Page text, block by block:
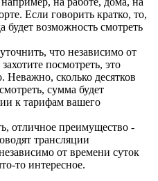
Если говорить кратко, то,
будет возможность смотреть
что независимо от
посмотреть, это
Неважно, сколько десятков
сумма будет
к тарифам вашего
отличное преимущество -
трансляции
от времени суток
то интересное.